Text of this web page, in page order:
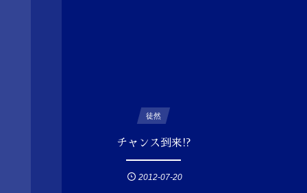
徒然
チャンス到来!?
2012-07-20